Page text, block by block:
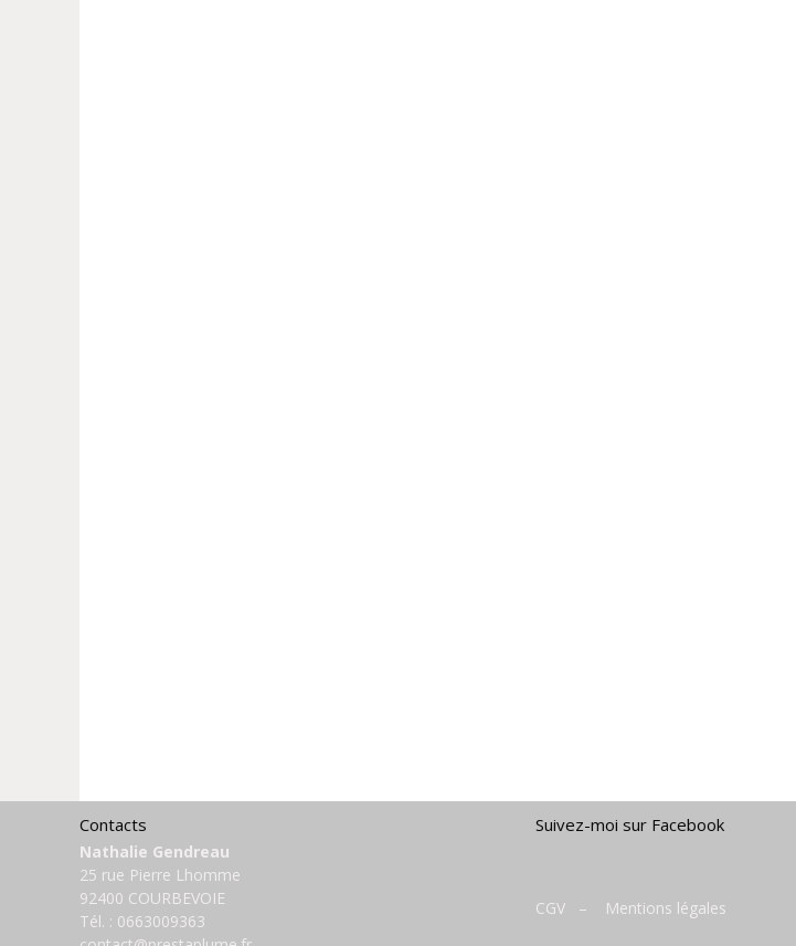
Contacts
Nathalie Gendreau
25 rue Pierre Lhomme
92400 COURBEVOIE
Tél. : 0663009363
Suivez-moi sur Facebook
CGV – Mentions légales